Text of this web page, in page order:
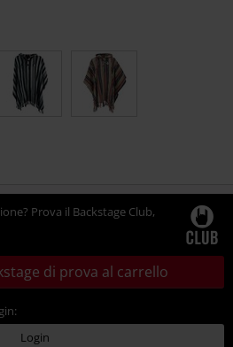
Prova il Backstage Club,
di prova al carrello
Login